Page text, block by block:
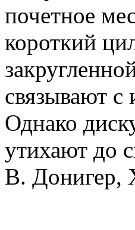
почетное
короткий
связывают с
Однако
утихают до
В. Донигер,